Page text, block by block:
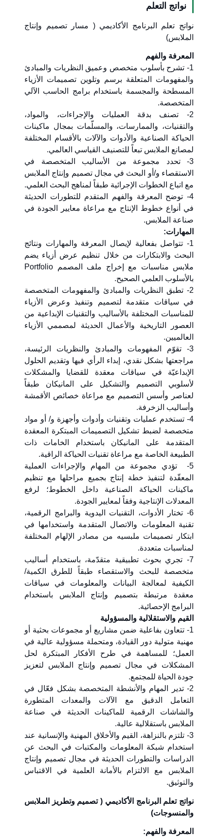
نواتج التعلم
نواتج تعلم البرنامج الأكاديمي ( مسار تصميم وإنتاج
الملابس)
المعرفة والفهم
1- تشرح بأسلوب متخصص وعميق النظريات والمبادئ
والمفهومات المتعلقة برسم وتلوين تصميمات الأزياء
المسطحة والمجسمة باستخدام برامج الحاسب الآلي
المتخصصة.
2- تصنف بدقة العمليات والإجراءات، والمواد،
والتقنيات، والممارسات، والمسلّمات بمجال ماكينات
الحياكة الصناعية والأدوات والآلات بالأقسام المختلفة
لمصانع الملابس تبعاً للتصنيف القياسي العالمي.
3- تحدد مجموعة من الأساليب المتخصصة في
الاستقصاء و/أو البحث في مجال تصميم وإنتاج الملابس
مع اتباع الخطوات الإجرائية طبقاً لمناهج البحث العلمي.
4- توضح المعرفة والفهم المتقدم للتطورات الحديثة
في أنواع خطوط الإنتاج مع مراعاة معايير الجودة في
صناعة الملابس.
المهارات:
1- تتواصل بفعالية لإيصال المعرفة والمهارات ونتائج
البحث والابتكارات من خلال تنظيم عرض أزياء يضم
ملابس مناسبات مع إخراج ملف المصمم Portfolio
بالأسلوب العلمي الصحيح.
2- تطبق النظريات والمبادئ والمفهومات المتخصصة
في سياقات متقدمة لتصميم وتنفيذ وعرض الأزياء
للمناسبات المختلفة بالأساليب والتقنيات الإبداعية من
العصور التاريخية والأعمال الحديثة لمصممي الأزياء
العالميين.
3- تقوّم المفهومات والمبادئ والنظريات الرئيسة،
مراجعتها بشكل نقدي، إبداء الرأي فيها وتقديم الحلول
الإبداعيّة في سياقات معقدة للقضايا والمشكلات
لأسلوبي التصميم والتشكيل على المانيكان طبقاً
لعناصر وأسس التصميم مع مراعاة خصائص الأقمشة
وأساليب الزخرفة.
4- تستخدم عمليات وتقنيات وأدوات وأجهزة و/ أو مواد
متخصصة لضبط تشكيل التصميمات المبتكرة المعقدة
المتقدمة على المانيكان باستخدام الخامات ذات
الطبيعة الخاصة مع مراعاة تقنيات الحياكة الراقية.
5- تؤدي مجموعة من المهام والإجراءات العملية
المعقّدة لتنفيذ خطة إنتاج بجميع مراحلها مع تنظيم
ماكينات الحياكة الصناعية داخل الخطوط؛ لرفع
المعدلات الإنتاجية وفقاً لمعايير الجودة.
6- تختار الأدوات، التقنيات اليدوية والبرامج الرقمية،
تقنية المعلومات والاتصال المتقدمة واستخدامها في
ابتكار تصميمات ملبسيه من مصادر الإلهام المختلفة
لمناسبات متعددة.
7- تجري بحوث تطبيقية متقدّمة، باستخدام أساليب
متخصصة للبحث والاستقصاء طبقاً للطرق الكمية/
الكيفية لمعالجة البيانات والمعلومات في سياقات
معقدة مرتبطة بتصميم وإنتاج الملابس باستخدام
البرامج الإحصائية.
القيم والاستقلالية والمسؤولية
1- تتعاون بفاعلية ضمن مشاريع أو مجموعات بحثية أو
مهنية متولية دور القيادة، ومتحملة مسؤولية عالية في
العمل؛ للمساهمة في طرح الأفكار المبتكرة لحل
المشكلات في مجال تصميم وإنتاج الملابس لتعزيز
جودة الحياة للمجتمع.
2- تدير المهام والأنشطة المتخصصة بشكل فعّال في
التعامل الدقيق مع الآلات والمعدات المتطورة
والشاشات الرقمية للماكينات الحديثة في صناعة
الملابس باستقلالية عالية.
3- تلتزم بالنزاهة، القيم والأخلاق المهنية والإنسانية عند
استخدام شبكة المعلومات والمكتبات في البحث عن
الدراسات والتطورات الحديثة في مجال تصميم وإنتاج
الملابس مع الالتزام بالأمانة العلمية في الاقتباس
والتوثيق.
نواتج تعلم البرنامج الأكاديمي ( تصميم وتطريز الملابس
والمنسوجات)
المعرفة والفهم: